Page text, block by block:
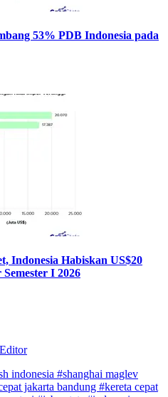
53% PDB Indonesia pada
Indonesia Habiskan US$20
I 2026
Editor
indonesia #shanghai maglev
jakarta bandung #kereta cepat